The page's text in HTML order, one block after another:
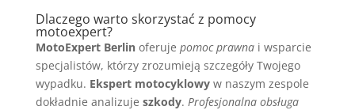
Dlaczego warto skorzystać z pomocy
motoexpert?
MotoExpert Berlinoferuje pomoc prawnai wsparcie
specjalistów, którzy zrozumieją szczegóły Twojego
wypadku. Ekspert motocyklowyw naszym zespole
dokładnie analizuje szkody. Profesjonalna obsługa